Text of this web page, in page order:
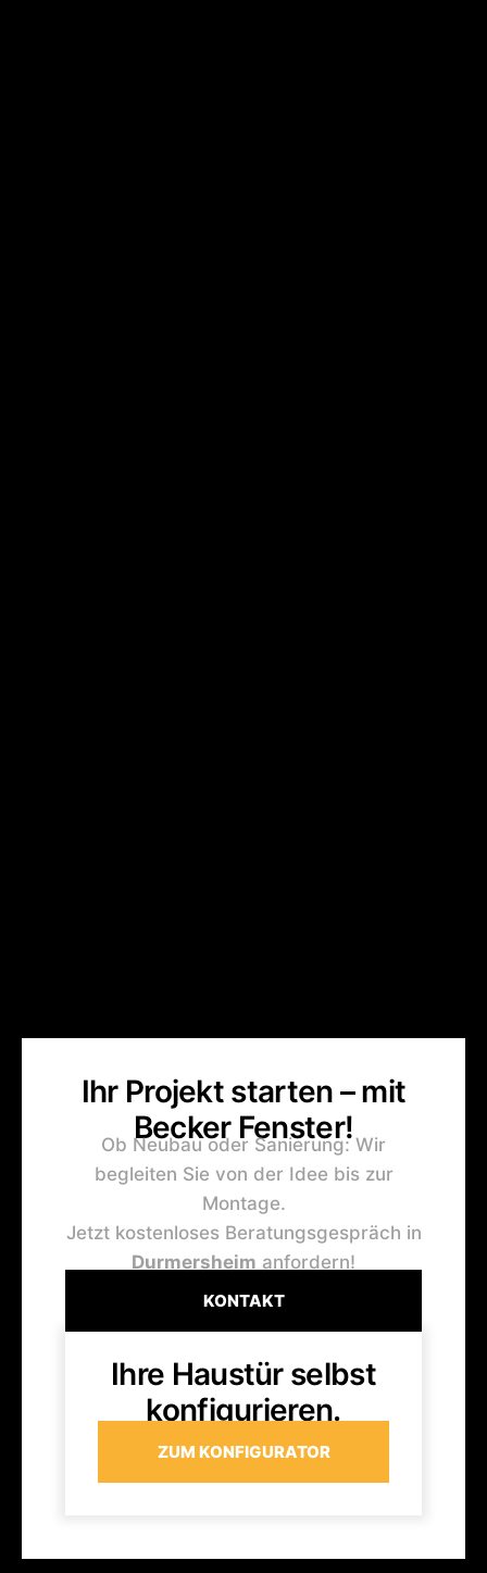
Ihr Projekt starten – mit
Becker Fenster!
Ob Neubau oder Sanierung: Wir
begleiten Sie von der Idee bis zur
Montage.
Jetzt kostenloses Beratungsgespräch in
Durmersheim anfordern!
KONTAKT
Ihre Haustür selbst
konfigurieren.
ZUM KONFIGURATOR